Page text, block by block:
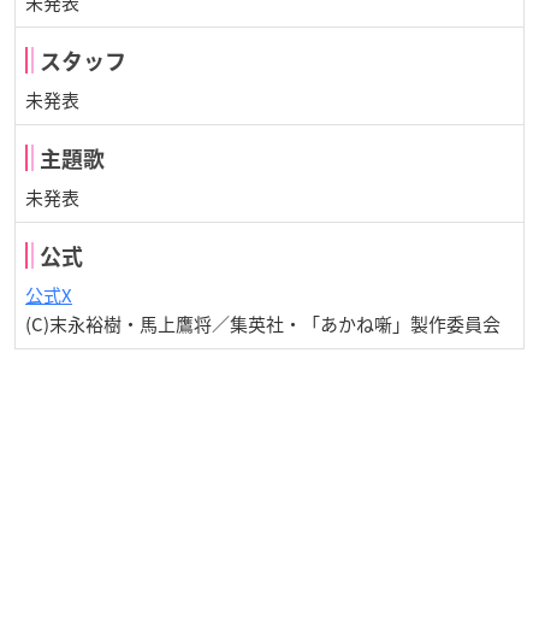
スタッフ
未発表
主題歌
未発表
公式
公式X
(C)末永裕樹・馬上鷹将／集英社・「あかね噺」製作委員会